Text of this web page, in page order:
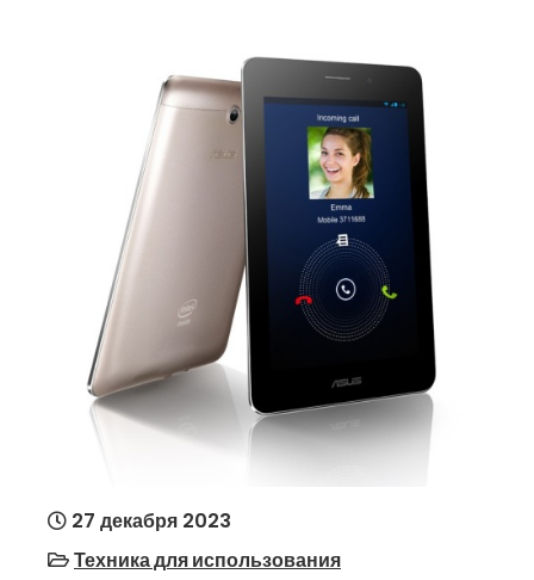
27 декабря 2023
Техника для использования